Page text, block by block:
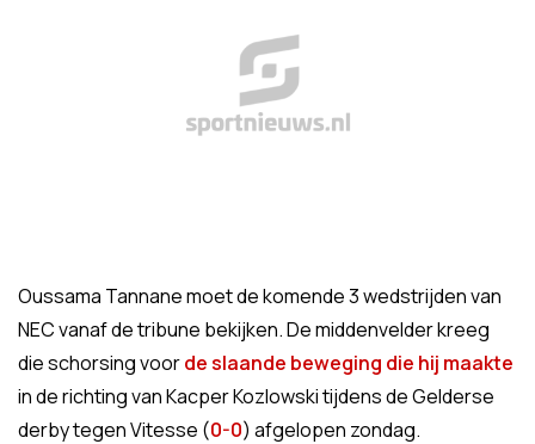
Oussama Tannane moet de komende 3 wedstrijden van
NEC vanaf de tribune bekijken. De middenvelder kreeg
die schorsing voorde slaande beweging die hij maakte
in de richting van Kacper Kozlowski tijdens de Gelderse
derby tegen Vitesse (0-0) afgelopen zondag.